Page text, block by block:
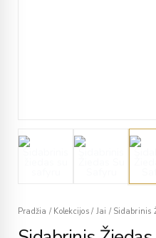
Pradžia / Kolekcijos / Jai /Sidabrinis